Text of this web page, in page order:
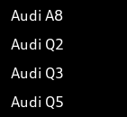
Audi A8
Audi Q2
Audi Q3
Audi Q5